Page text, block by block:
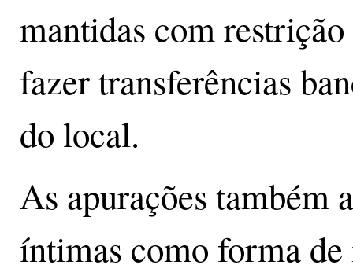
mantidas com
fazer transferências
do local.
As apurações também
íntimas como forma